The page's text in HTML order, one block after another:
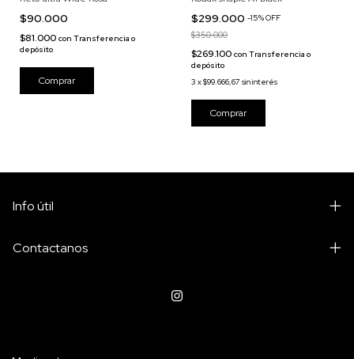
$90.000
$81.000 con Transferencia o
depósito
$299.000 -15%OFF
$350.000
$269.100 con Transferencia o
depósito
3 x$99.666,67 sin interés
Info útil
Contactanos